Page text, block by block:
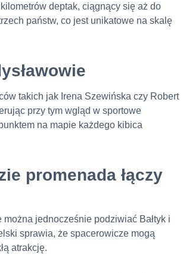
deptak, ciągnący się aż do
państw, co jest unikatowe na skalę
takich jak Irena Szewińska czy Robert
przy tym wgląd w sportowe
na mapie każdego kibica
promenada łączy
jednocześnie podziwiać Bałtyk i
sprawia, że spacerowicze mogą
atrakcję.